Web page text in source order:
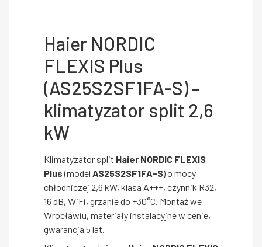
Haier NORDIC
FLEXIS Plus
(AS25S2SF1FA-S) –
klimatyzator split 2,6
kW
Klimatyzator split Haier NORDIC FLEXIS
Plus(model AS25S2SF1FA-S) o mocy
chłodniczej 2,6 kW, klasa A+++, czynnik R32,
16 dB, WiFi, grzanie do +30°C. Montaż we
Wrocławiu, materiały instalacyjne w cenie,
gwarancja 5 lat.